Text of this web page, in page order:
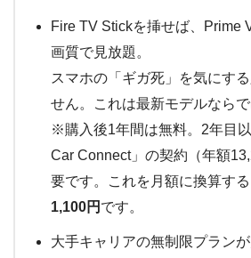
Fire TV Stickを挿せば、Prime
画質で見放題。
スマホの「ギガ死」を気にす
せん。これは最新モデルならで
※購入後1年間は無料。2年目
Car Connect」の契約（年額
要です。これを月額に換算する
1,100円 です。
大手キャリアの無制限プラン